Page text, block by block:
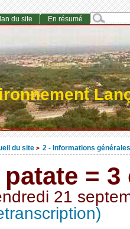
du site > 2 - Informations générales
patate = 3
21
du site En résumé